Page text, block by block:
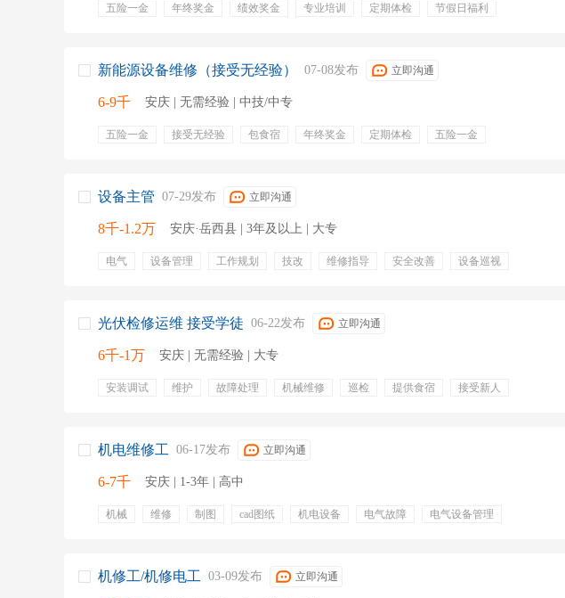
五险一金 年终奖金 绩效奖金 专业培训 定期体检
节假日福利
新能源设备维修（接受无经验） 07-08发布 立即沟通
6-9千 安庆 | 无需经验 | 中技/中专
五险一金 接受无经验 包食宿 年终奖金 定期体检
五险一金
设备主管 07-29发布 立即沟通
8千-1.2万 安庆·岳西县 | 3年及以上 | 大专
电气 设备管理 工作规划 技改 维修指导 安全改善
设备巡视
光伏检修运维 接受学徒 06-22发布 立即沟通
6千-1万 安庆 | 无需经验 | 大专
安装调试 维护 故障处理 机械维修 巡检 提供食宿
接受新人
机电维修工 06-17发布 立即沟通
6-7千 安庆 | 1-3年 | 高中
机械 维修 制图 cad图纸 机电设备 电气故障
电气设备管理
商业险
公积金 年度旅游
机修工/机修电工 03-09发布 立即沟通